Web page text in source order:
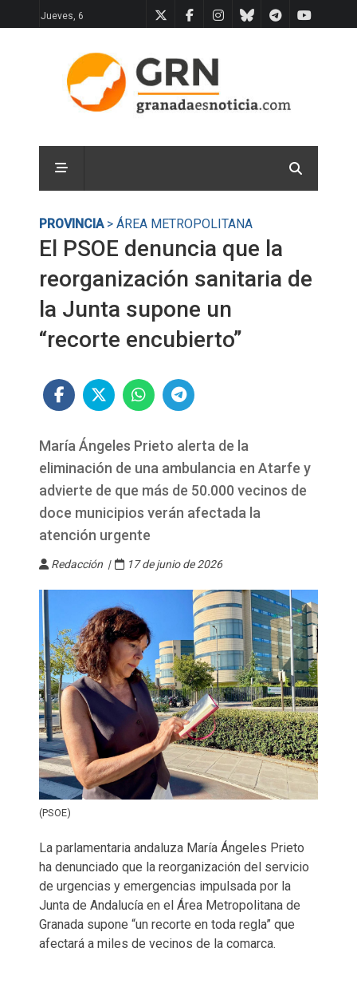
Jueves, 6
PROVINCIA> ÁREA METROPOLITANA
El PSOE denuncia que la
reorganización sanitaria de
la Junta supone un
“recorte encubierto”
María Ángeles Prieto alerta de la
eliminación de una ambulancia en Atarfe y
advierte de que más de 50.000 vecinos de
doce municipios verán afectada la
atención urgente
Redacción | 17 de junio de 2026
(PSOE)
La parlamentaria andaluza María Ángeles Prieto
ha denunciado que la reorganización del servicio
de urgencias y emergencias impulsada por la
Junta de Andalucía en el Área Metropolitana de
Granada supone “un recorte en toda regla” que
afectará a miles de vecinos de la comarca.